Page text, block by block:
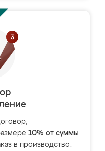
10% от суммы
в производство.